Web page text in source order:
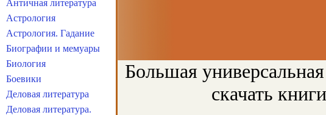
Большая
скачать
Античная литература
Астрология
Астрология. Гадание
Биографии и мемуары
Биология
Боевики
Деловая литература
Деловая литература.